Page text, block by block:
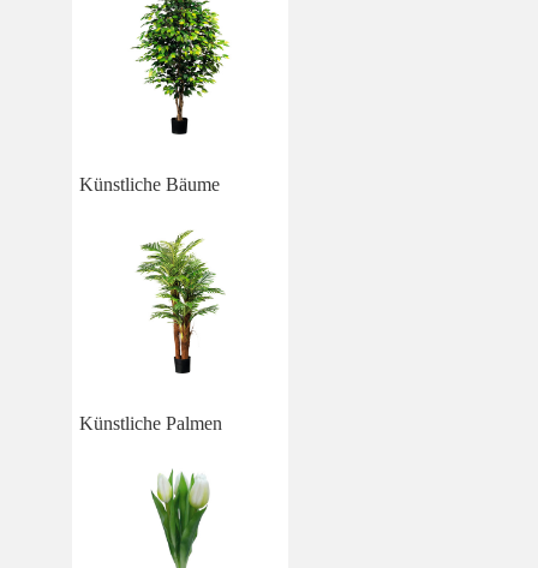
Künstliche Bäume
Künstliche Palmen